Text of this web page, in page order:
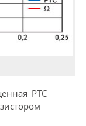
PTC